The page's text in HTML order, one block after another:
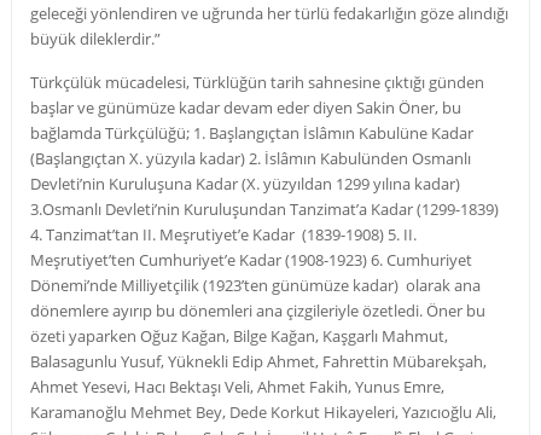
geleceği yönlendiren ve uğrunda her türlü fedakarlığın göze alındığı
büyük dileklerdir.”
Türkçülük mücadelesi, Türklüğün tarih sahnesine çıktığı günden
başlar ve günümüze kadar devam eder diyen Sakin Öner, bu
bağlamda Türkçülüğü; 1. Başlangıçtan İslâmın Kabulüne Kadar
(Başlangıçtan X. yüzyıla kadar) 2. İslâmın Kabulünden Osmanlı
Devleti’nin Kuruluşuna Kadar (X. yüzyıldan 1299 yılına kadar)
3.Osmanlı Devleti’nin Kuruluşundan Tanzimat’a Kadar (1299-1839)
4. Tanzimat’tan II. Meşrutiyet’e Kadar (1839-1908) 5. II.
Meşrutiyet’ten Cumhuriyet’e Kadar (1908-1923) 6. Cumhuriyet
Dönemi’nde Milliyetçilik (1923’ten günümüze kadar) olarak ana
dönemlere ayırıp bu dönemleri ana çizgileriyle özetledi. Öner bu
özeti yaparken Oğuz Kağan, Bilge Kağan, Kaşgarlı Mahmut,
Balasagunlu Yusuf, Yüknekli Edip Ahmet, Fahrettin Mübarekşah,
Ahmet Yesevi, Hacı Bektaşı Veli, Ahmet Fakih, Yunus Emre,
Karamanoğlu Mehmet Bey, Dede Korkut Hikayeleri, Yazıcıoğlu Ali,